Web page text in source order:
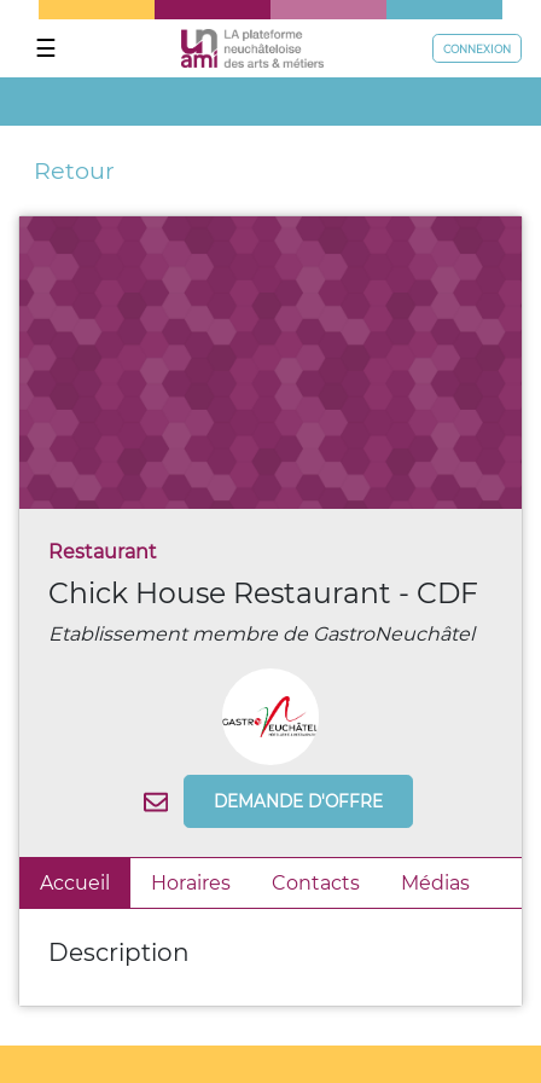
☰ CONNEXION
Retour
Restaurant
Chick House Restaurant - CDF
Etablissement membre de GastroNeuchâtel
DEMANDE D'OFFRE
Accueil Horaires Contacts Médias
Description